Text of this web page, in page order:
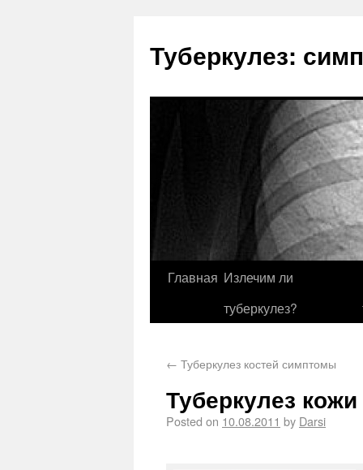
Туберкулез:
Главная Излечим ли
туберкулез?
← Туберкулез костей симптомы
Туберкулез
Posted on 10.08.2011 by Darsi